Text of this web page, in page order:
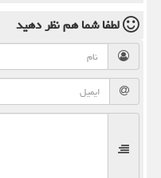
لطفا شما همنظر دهید